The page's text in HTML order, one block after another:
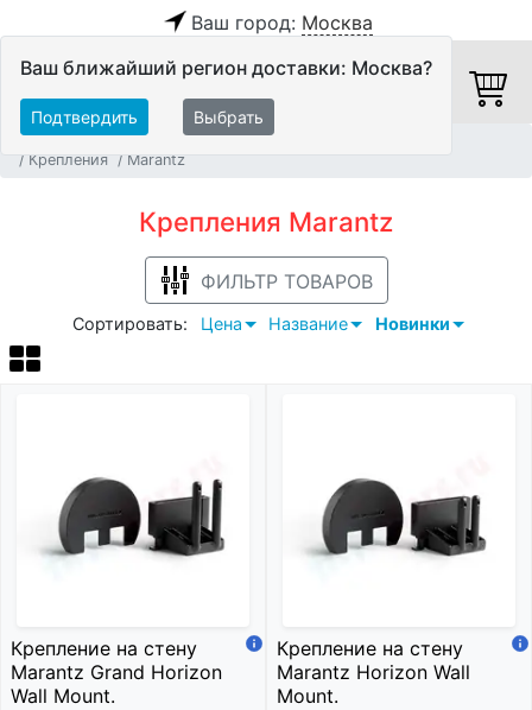
Ваш город: Москва
Ваш ближайший регион доставки: Москва?
Подтвердить Выбрать
Крепления
Marantz
Крепления Marantz
ФИЛЬТР ТОВАРОВ
Сортировать: Цена Название Новинки
Крепление на стену
Marantz Grand Horizon
Wall Mount.
Крепление на стену
Marantz Horizon Wall
Mount.